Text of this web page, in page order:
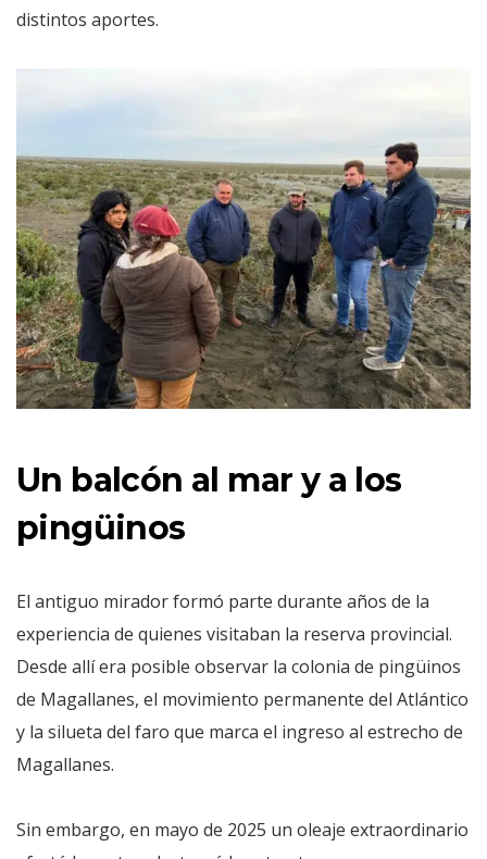
distintos aportes.
Un balcón al mar y a los
pingüinos
El antiguo mirador formó parte durante años de la
experiencia de quienes visitaban la reserva provincial.
Desde allí era posible observar la colonia de pingüinos
de Magallanes, el movimiento permanente del Atlántico
y la silueta del faro que marca el ingreso al estrecho de
Magallanes.
Sin embargo, en mayo de 2025 un oleaje extraordinario